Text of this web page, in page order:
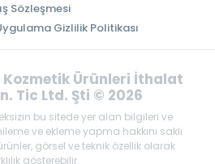
Sözleşmesi
Gizlilik Politikası
Kozmetik Ürünleri İthalat
Tic Ltd. Şti © 2026
bu sitede yer alan bilgileri ve
ve ekleme yapma hakkını saklı
görsel ve teknik özellik olarak
gösterebilir.